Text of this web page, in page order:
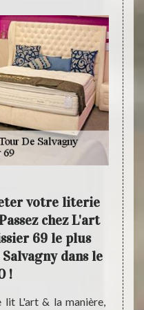
votre literie
chez L'art
69 le plus
dans le
!
L'art & la manière,